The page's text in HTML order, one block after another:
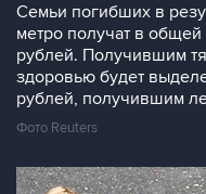
Семьи погибших в
метро получат в
рублей. Получившим
здоровью будет
рублей, получившим
Фото Reuters